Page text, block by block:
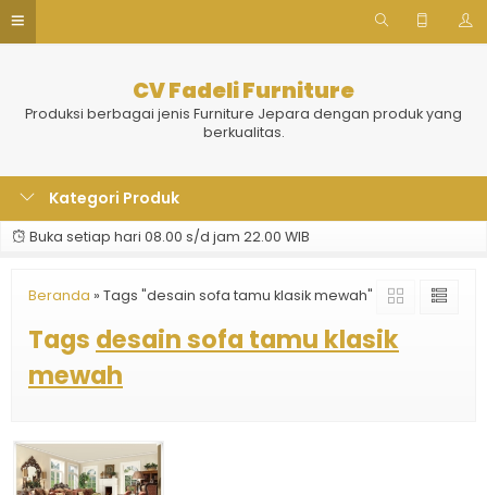
CV Fadeli Furniture
Produksi berbagai jenis Furniture Jepara dengan produk yang
berkualitas.
Kategori Produk
Buka setiap hari 08.00 s/d jam 22.00 WIB
Beranda » Tags "desain sofa tamu klasik mewah"
Tags desain sofa tamu klasik
mewah